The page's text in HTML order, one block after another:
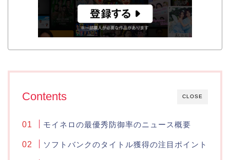
CLOSE
Contents
モイネロの最優秀防御率のニュース概要
ソフトバンクのタイトル獲得の注目ポイント